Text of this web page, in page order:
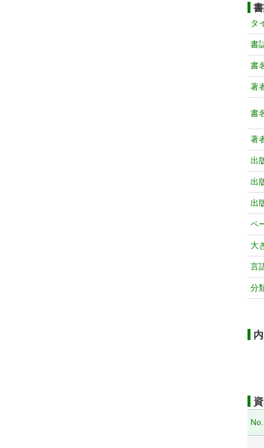
タ
書
書
著
書
著
出
出
出
ペ
大
言
分
No.